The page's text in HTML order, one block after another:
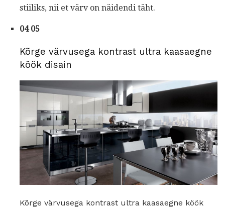
stiiliks, nii et värv on näidendi täht.
04 05
Kõrge värvusega kontrast ultra kaasaegne
köök disain
Kõrge värvusega kontrast ultra kaasaegne köök